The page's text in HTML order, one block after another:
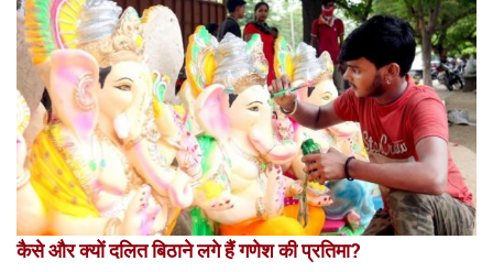
कैसे और क्यों दलित बिठाने लगे हैं गणेश की प्रतिमा?